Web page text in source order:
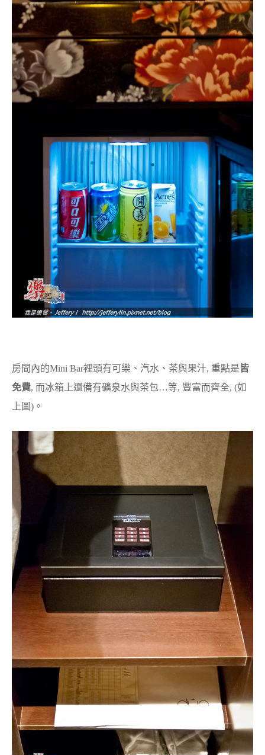
房間內的Mini Bar裡頭有可樂、汽水、茶與果汁, 重點是皆
免費, 而冰箱上還備有礦泉水與茶包…等, 豐富而齊全, (如
上圖)。